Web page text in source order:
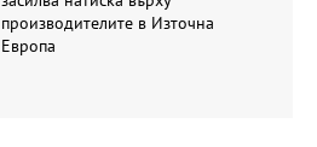
производителите в Източна
Европа